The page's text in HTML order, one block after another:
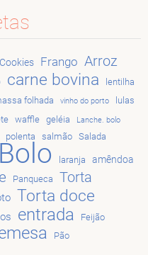
Cookies Frango Arroz
carne bovina
lentilha
folhada vinho do porto
lulas
waffle geléia
Lanche. bolo
polenta salmão Salada
Bolo laranja
amêndoa
Panqueca
Torta
Torta doce
entrada Feijão
Pão